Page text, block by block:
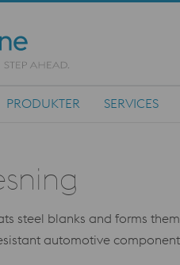
PRODUKTER SERVICES
steel blanks and forms
automotive